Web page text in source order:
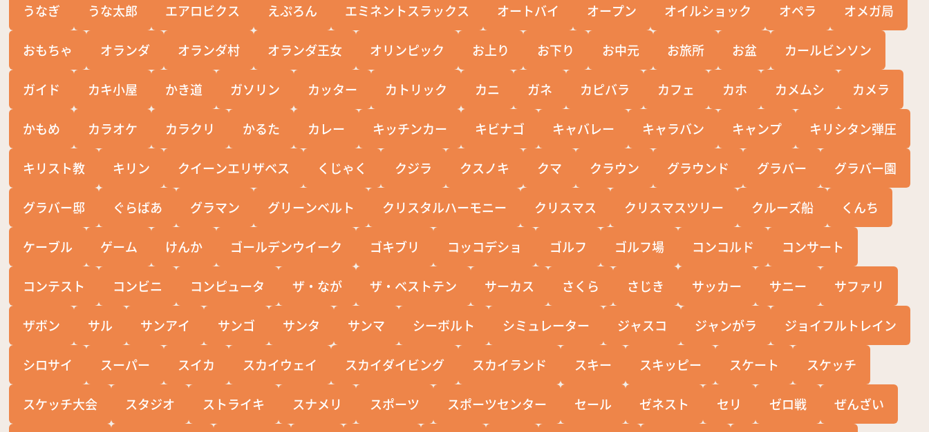
うなぎ うな太郎 エアロビクス えぷろん エミネントスラックス オートバイ オープン オイルショック オペラ オメガ局
おもちゃ オランダ オランダ村 オランダ王女 オリンピック お上り お下り お中元 お旅所 お盆 カールビンソン
ガイド カキ小屋 かき道 ガソリン カッター カトリック カニ ガネ カピバラ カフェ カホ カメムシ カメラ
かもめ カラオケ カラクリ かるた カレー キッチンカー キビナゴ キャバレー キャラバン キャンプ キリシタン弾圧
キリスト教 キリン クイーンエリザベス くじゃく クジラ クスノキ クマ クラウン グラウンド グラバー グラバー園
グラバー邸 ぐらばあ グラマン グリーンベルト クリスタルハーモニー クリスマス クリスマスツリー クルーズ船 くんち
ケーブル ゲーム けんか ゴールデンウイーク ゴキブリ コッコデショ ゴルフ ゴルフ場 コンコルド コンサート
コンテスト コンビニ コンピュータ ザ・なが ザ・ベストテン サーカス さくら さじき サッカー サニー サファリ
ザボン サル サンアイ サンゴ サンタ サンマ シーボルト シミュレーター ジャスコ ジャンがラ ジョイフルトレイン
シロサイ スーパー スイカ スカイウェイ スカイダイビング スカイランド スキー スキッピー スケート スケッチ
スケッチ大会 スタジオ ストライキ スナメリ スポーツ スポーツセンター セール ゼネスト セリ ゼロ戦 ぜんざい